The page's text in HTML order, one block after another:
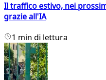
Il traffico estivo, nei
grazie all'IA
1 min di lettura